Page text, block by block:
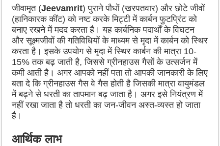
जीवामृत (Jeevamrit) पुराने पौधों (खरपतवार) और छोटे जीवों
(हानिकारक कींट) को नष्ट करके मिट्टी में कार्बन फुटप्रिंट को
बनाए रखने में मदद करता है। यह कार्बनिक पदार्थों के विघटन
और सूक्ष्मजीवों की गतिविधियों के माध्यम से मृदा में कार्बन को स्थिर
करता है। इसके उपयोग से मृदा में स्थिर कार्बन की मात्रा 10-
15% तक बढ़ जाती है, जिससे ग्रीनहाउस गैसों के उत्सर्जन में
कमी आती है। अगर आपको नहीं पता तो आपकी जानकारी के लिए
बता दे कि ग्रीनहाउस गैस वे गैस होती है जिसकी मात्रा वायुमंडल
में बढ़ने से धरती का तापमान बढ़ जाता है। अगर इसे नियंत्रण में
नहीं रखा जाता है तो धरती का जन-जीवन अस्त-व्यस्त हो जाता
है।
आर्थिक लाभ